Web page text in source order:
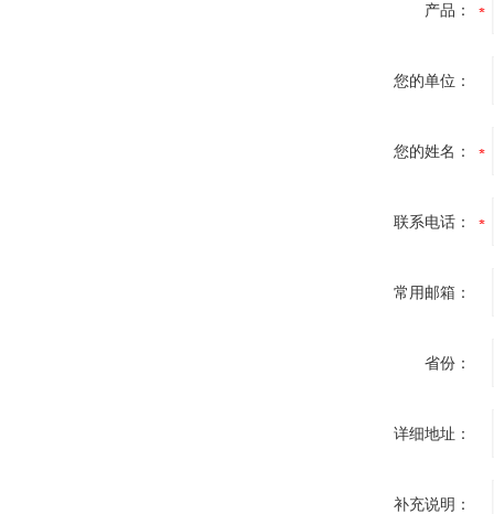
产品：
您的单位：
您的姓名：
联系电话：
常用邮箱：
省份：
详细地址：
补充说明：